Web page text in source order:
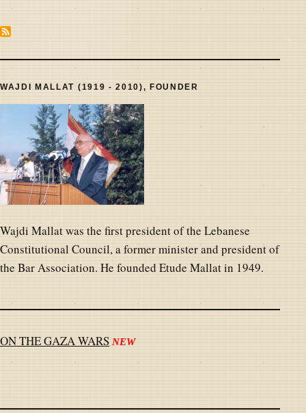
WAJDI MALLAT (1919 - 2010), FOUNDER
Wajdi Mallat was the first president of the Lebanese
Constitutional Council, a former minister and president of
the Bar Association. He founded Etude Mallat in 1949.
ON THE GAZA WARS NEW